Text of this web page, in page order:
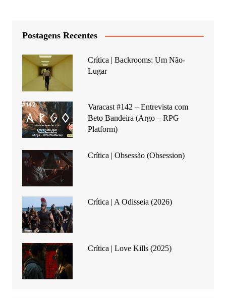
Postagens Recentes
Crítica | Backrooms: Um Não-
Lugar
Varacast #142 – Entrevista com
Beto Bandeira (Argo – RPG
Platform)
Crítica | Obsessão (Obsession)
Crítica | A Odisseia (2026)
Crítica | Love Kills (2025)